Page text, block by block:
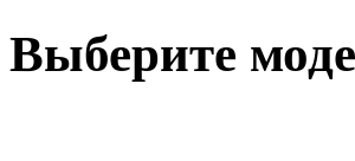
Выберите